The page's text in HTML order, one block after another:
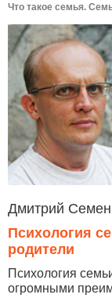
Что такое семья.
Дмитрий
Психология
родители
Психология
огромными